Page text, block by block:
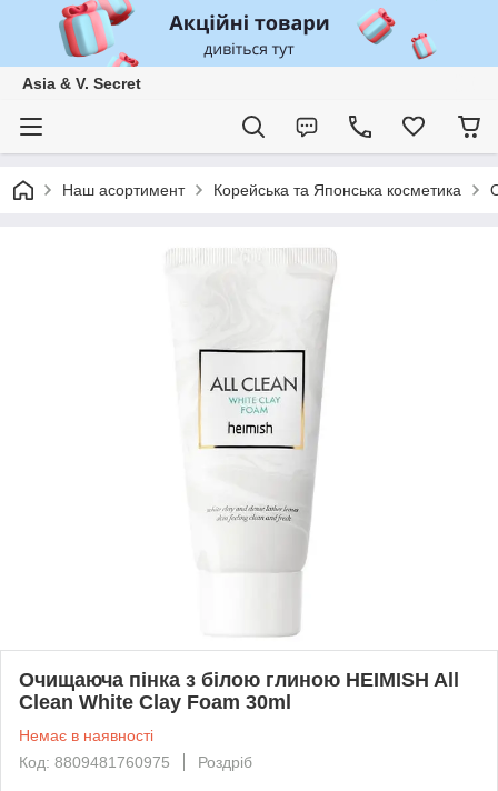
Asia & V. Secret
Наш асортимент Корейська та Японська косметика
Очищаюча пінка з білою глиною HEIMISH All
Clean White Clay Foam 30ml
Немає в наявності
Код: 8809481760975
Роздріб